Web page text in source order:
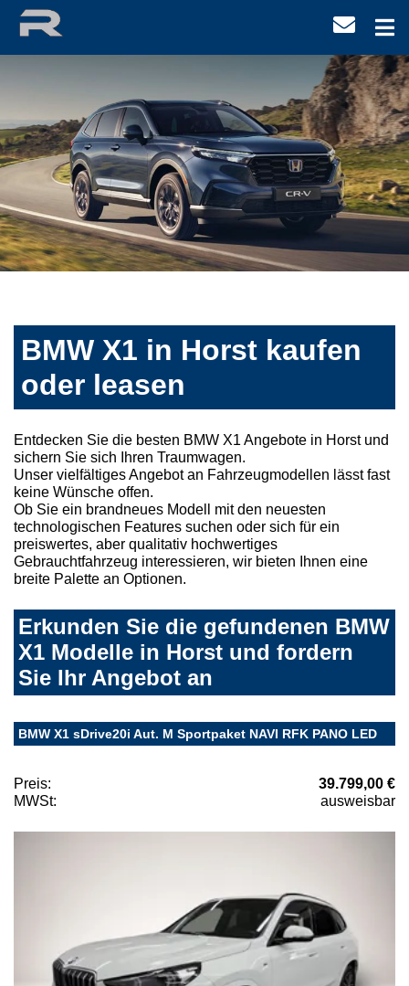
BMW X1 in Horst kaufen
oder leasen
Entdecken Sie die besten BMW X1 Angebote in Horst und
sichern Sie sich Ihren Traumwagen.
Unser vielfältiges Angebot an Fahrzeugmodellen lässt fast
keine Wünsche offen.
Ob Sie ein brandneues Modell mit den neuesten
technologischen Features suchen oder sich für ein
preiswertes, aber qualitativ hochwertiges
Gebrauchtfahrzeug interessieren, wir bieten Ihnen eine
breite Palette an Optionen.
Erkunden Sie die gefundenen BMW
X1 Modelle in Horst und fordern
Sie Ihr Angebot an
BMW X1 sDrive20i Aut. M Sportpaket NAVI RFK PANO LED
Preis:
39.799,00 €
MWSt:
ausweisbar